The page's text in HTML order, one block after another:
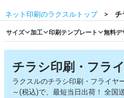
ネット印刷のラクスルトップ チ
サイズ 加工 印刷テンプレート 無料デ
チラシ印刷・フラ
ラクスルのチラシ印刷・フライヤ
～(税込)で、最短当日出荷！ 全国